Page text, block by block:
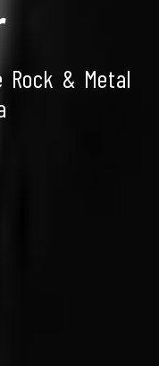
Rock & Metal